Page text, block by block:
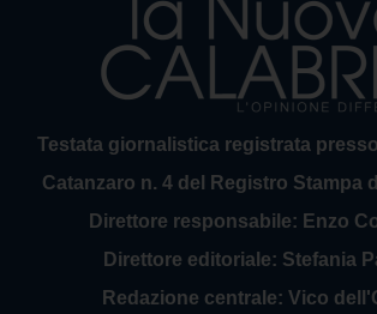
Testata giornalistica registrata
Catanzaro n. 4 del Registro Stampa
Direttore responsabile: Enzo
Direttore editoriale: Stefania
Redazione centrale: Vico